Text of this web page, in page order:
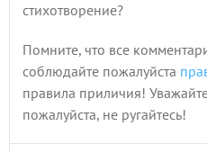
стихотворение?
Помните, что все
соблюдайте пожалуйста
правила приличия!
пожалуйста, не ругайтесь!